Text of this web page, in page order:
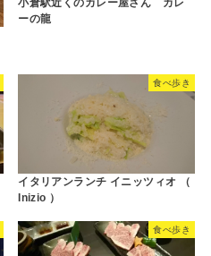
ーの龍
食べ歩き
イタリアンランチ イニッツィオ （
Inizio ）
食べ歩き